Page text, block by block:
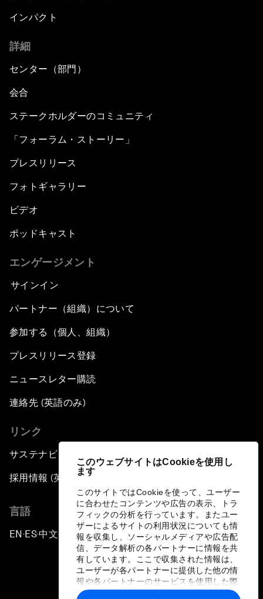
このウェブサイトはCookieを使用し
ます
このサイトではCookieを使って、ユーザー
に合わせたコンテンツや広告の表示、トラ
フィックの分析を行っています。またユー
ザーによるサイトの利用状況についても情
報を収集し、ソーシャルメディアや広告配
信、データ解析の各パートナーに情報を共
有しています。ここで収集された情報は、
ユーザーが各パートナーに提供した他の情
報や各パートナーのサービスを使用した際
に収集された情報と組み合わされ、各パー
インパクト
詳細
センター（部門）
会合
ステークホルダーのコミュニティ
「フォーラム・ストーリー」
プレスリリース
フォトギャラリー
ビデオ
ポッドキャスト
エンゲージメント
サインイン
パートナー（組織）について
参加する（個人、組織）
プレスリリース登録
ニュースレター購読
連絡先 (英語のみ)
リンク
サステナビリティへの取り組み
採用情報 (英語のみ)
言語
EN ▪ES▪中文▪ 日本語